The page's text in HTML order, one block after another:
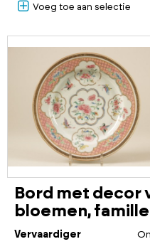
Voeg toe aan selectie
Bord met decor
bloemen,
Vervaardiger